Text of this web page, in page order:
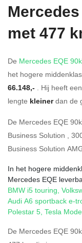
Mercedes
met 477
De Mercedes EQE
het hogere
66.148,- . Hij heeft
lengte kleinerdan de
De Mercedes EQE
Business Solution ,
Business Solution
In het hogere
Mercedes EQE
BMW i5 touring,
Audi A6 sportback e-
Polestar 5, Tesla
De Mercedes EQE